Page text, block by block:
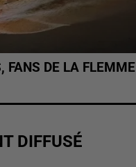
FANS DE LA FLEMME
DIFFUSÉ